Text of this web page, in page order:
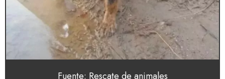
Fuente: Rescate de animales